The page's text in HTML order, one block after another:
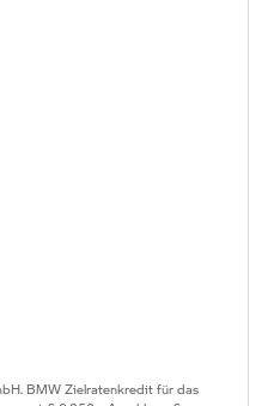
BMW Zielratenkredit für das